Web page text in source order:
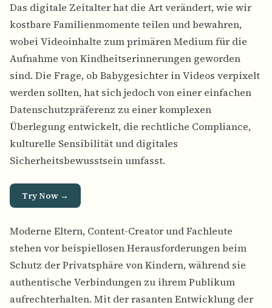
Das digitale Zeitalter hat die Art verändert, wie wir
kostbare Familienmomente teilen und bewahren,
wobei Videoinhalte zum primären Medium für die
Aufnahme von Kindheitserinnerungen geworden
sind. Die Frage, ob Babygesichter in Videos verpixelt
werden sollten, hat sich jedoch von einer einfachen
Datenschutzpräferenz zu einer komplexen
Überlegung entwickelt, die rechtliche Compliance,
kulturelle Sensibilität und digitales
Sicherheitsbewusstsein umfasst.
Try Now →
Moderne Eltern, Content-Creator und Fachleute
stehen vor beispiellosen Herausforderungen beim
Schutz der Privatsphäre von Kindern, während sie
authentische Verbindungen zu ihrem Publikum
aufrechterhalten. Mit der rasanten Entwicklung der